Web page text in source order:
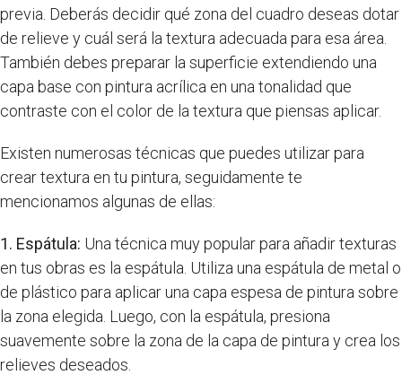
previa. Deberás decidir qué zona del cuadro deseas dotar
de relieve y cuál será la textura adecuada para esa área.
También debes preparar la superficie extendiendo una
capa base con pintura acrílica en una tonalidad que
contraste con el color de la textura que piensas aplicar.
Existen numerosas técnicas que puedes utilizar para
crear textura en tu pintura, seguidamente te
mencionamos algunas de ellas:
1. Espátula: Una técnica muy popular para añadir texturas
en tus obras es la espátula. Utiliza una espátula de metal o
de plástico para aplicar una capa espesa de pintura sobre
la zona elegida. Luego, con la espátula, presiona
suavemente sobre la zona de la capa de pintura y crea los
relieves deseados.